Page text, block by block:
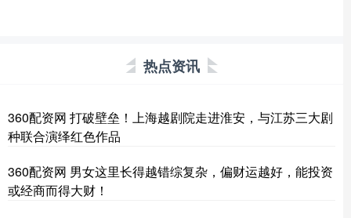
热点资讯
360配资网 打破壁垒！上海越剧院走进淮安，与江苏三大剧
种联合演绎红色作品
360配资网 男女这里长得越错综复杂，偏财运越好，能投资
或经商而得大财！